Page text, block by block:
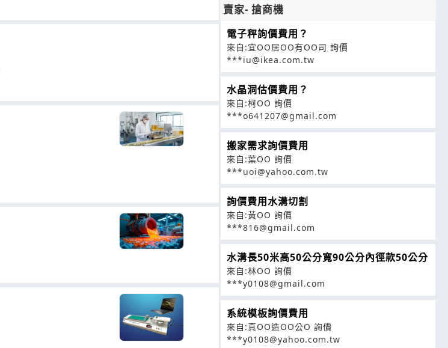
賣家- 搶商機
電子秤詢價費用？
來自:宜OO居OO有OO司 詢價
***iu@ikea.com.tw
水晶洞估價費用？
來自:柯OO 詢價
***o641207@gmail.com
搬家需求詢價費用
來自:葉OO 詢價
***uoi@yahoo.com.tw
詢價費用水溝切割
來自:黃OO 詢價
***816@gmail.com
水溝長50米高50公分寬90公分內徑款50公分
來自:林OO 詢價
***y0108@gmail.com
系統模板詢價費用
來自:真OO造OO公O 詢價
***y0108@yahoo.com.tw